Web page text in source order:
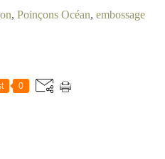
, Poinçons Océan, embossage
0